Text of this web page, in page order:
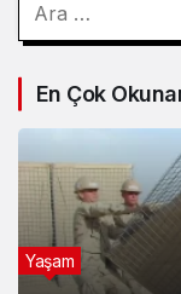
En Çok
Yaşam